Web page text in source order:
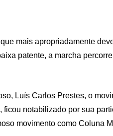
mais apropriadamente
patente, a marcha
Luís Carlos Prestes, o
notabilizado por sua
movimento como Coluna